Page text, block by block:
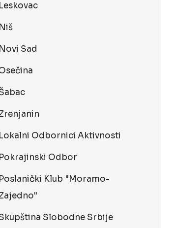
Leskovac
Niš
Novi Sad
Lokalni Odbornici Aktivnosti
Pokrajinski Odbor
Poslanički Klub "Moramo-
Slobodne Srbije